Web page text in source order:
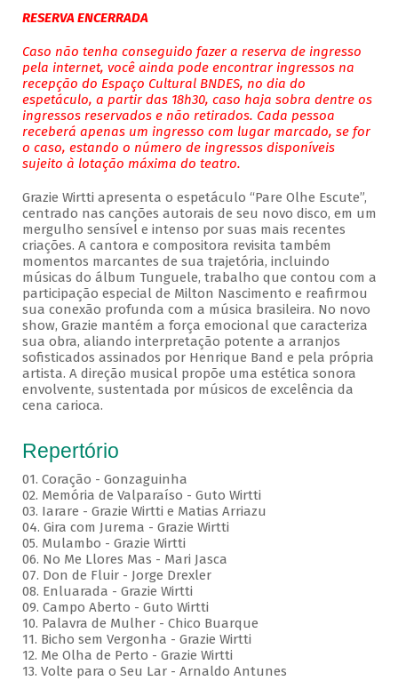
RESERVA ENCERRADA
Caso não tenha conseguido fazer a reserva de ingresso
pela internet, você ainda pode encontrar ingressos na
recepção do Espaço Cultural BNDES, no dia do
espetáculo, a partir das 18h30, caso haja sobra dentre os
ingressos reservados e não retirados. Cada pessoa
receberá apenas um ingresso com lugar marcado, se for
o caso, estando o número de ingressos disponíveis
sujeito à lotação máxima do teatro.
Grazie Wirtti apresenta o espetáculo “Pare Olhe Escute”,
centrado nas canções autorais de seu novo disco, em um
mergulho sensível e intenso por suas mais recentes
criações. A cantora e compositora revisita também
momentos marcantes de sua trajetória, incluindo
músicas do álbum Tunguele, trabalho que contou com a
participação especial de Milton Nascimento e reafirmou
sua conexão profunda com a música brasileira. No novo
show, Grazie mantém a força emocional que caracteriza
sua obra, aliando interpretação potente a arranjos
sofisticados assinados por Henrique Band e pela própria
artista. A direção musical propõe uma estética sonora
envolvente, sustentada por músicos de excelência da
cena carioca.
Repertório
01. Coração - Gonzaguinha
02. Memória de Valparaíso - Guto Wirtti
03. Iarare - Grazie Wirtti e Matias Arriazu
04. Gira com Jurema - Grazie Wirtti
05. Mulambo - Grazie Wirtti
06. No Me Llores Mas - Mari Jasca
07. Don de Fluir - Jorge Drexler
08. Enluarada - Grazie Wirtti
09. Campo Aberto - Guto Wirtti
10. Palavra de Mulher - Chico Buarque
11. Bicho sem Vergonha - Grazie Wirtti
12. Me Olha de Perto - Grazie Wirtti
13. Volte para o Seu Lar - Arnaldo Antunes